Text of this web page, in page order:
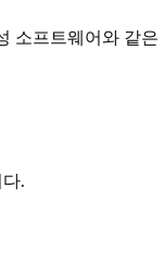
소프트웨어와 같은
.